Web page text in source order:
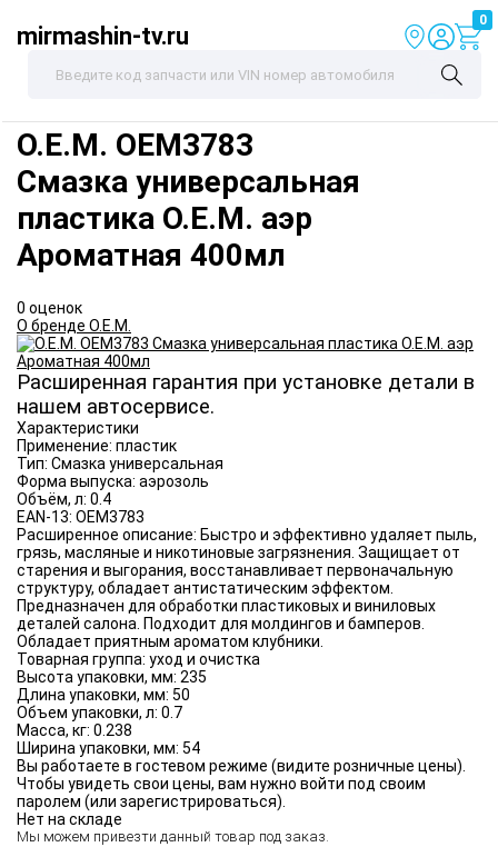
mirmashin-tv.ru
0
O.E.M. OEM3783
Смазка универсальная
пластика O.E.M. аэр
Ароматная 400мл
0 оценок
О бренде O.E.M.
Расширенная гарантия при установке детали в
нашем автосервисе.
Характеристики
Применение: пластик
Тип: Смазка универсальная
Форма выпуска: аэрозоль
Объём, л: 0.4
EAN-13: OEM3783
Расширенное описание: Быстро и эффективно удаляет пыль,
грязь, масляные и никотиновые загрязнения. Защищает от
старения и выгорания, восстанавливает первоначальную
структуру, обладает антистатическим эффектом.
Предназначен для обработки пластиковых и виниловых
деталей салона. Подходит для молдингов и бамперов.
Обладает приятным ароматом клубники.
Товарная группа: уход и очистка
Высота упаковки, мм: 235
Длина упаковки, мм: 50
Объем упаковки, л: 0.7
Масса, кг: 0.238
Ширина упаковки, мм: 54
Вы работаете в гостевом режиме (видите розничные цены).
Чтобы увидеть свои цены, вам нужно войти под своим
паролем (или зарегистрироваться).
Нет на складе
Мы можем привезти данный товар под заказ.